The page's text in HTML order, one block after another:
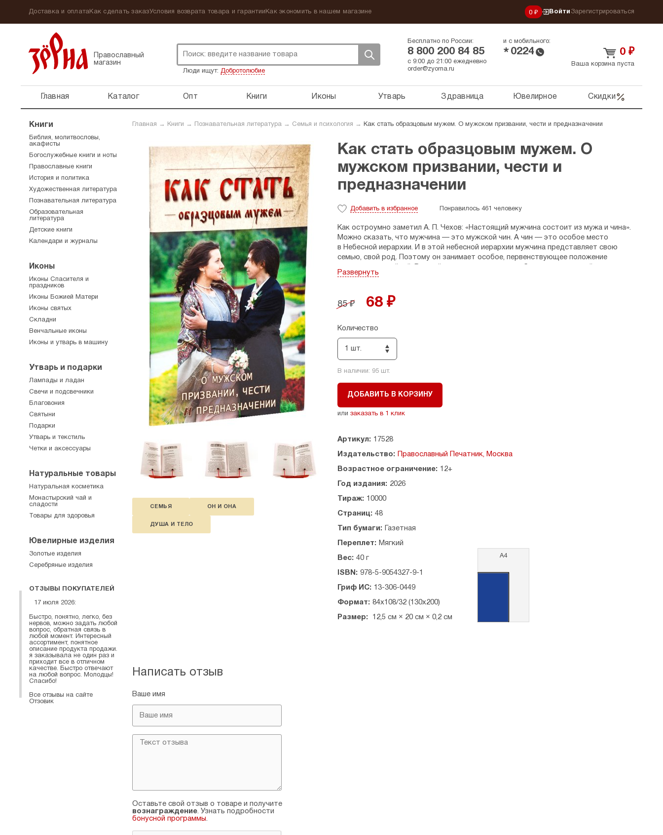
Доставка и оплатаКак сделать заказУсловия возврата товара и гарантии Как экономить в нашем магазине 0 ₽ Войти Зарегистрироваться
Православный
магазин
Люди ищут: Добротолюбие
Бесплатно по России:
8 800 200 84 85
и с мобильного:
* 0224
с 9:00 до 21:00 ежедневно
order@zyorna.ru
0 ₽
Ваша корзина пуста
Главная Каталог Опт Книги Иконы Утварь Здравница Ювелирное Скидки
Главная → Книги → Познавательная литература → Семья и психология → Как стать образцовым мужем. О мужском призвании, чести и предназначении
СЕМЬЯ ОН И ОНА
ДУША И ТЕЛО
Как стать образцовым мужем. О
мужском призвании, чести и
предназначении
Добавить в избранное Понравилось 461 человеку
Как остроумно заметил А. П. Чехов: «Настоящий мужчина состоит из мужа и чина».
Можно сказать, что мужчина — это мужской чин. А чин — это особое место
в Небесной иерархии. И в этой небесной иерархии мужчина представляет свою
семью, свой род. Поэтому он занимает особое, первенствующее положение
установил Господь. Но если для женщины жить жизнью семьи — есть призвание
самое важное в жизни — исполнение Божьей воли на земле. Об этом и многом
другом повествует данная книжка.
Рекомендовано к публикации Издательским Советом Русской Православной
Развернуть
85 ₽ 68 ₽
Количество
1 шт.
В наличии: 95шт.
ДОБАВИТЬ В КОРЗИНУ
или заказать в 1 клик
Артикул: 17528
Издательство: Православный Печатник, Москва
Возрастное ограничение: 12+
Год издания: 2026
Тираж: 10000
Страниц: 48
Тип бумаги: Газетная
Переплет: Мягкий
Вес: 40 г
ISBN: 978-5-9054327-9-1
Гриф ИС: 13-306-0449
Формат: 84х108/32 (130х200)
Размер: 12,5 см × 20 см × 0,2 см
А4
Написать отзыв
Ваше имя
Оставьте свой отзыв о товаре и получите
вознаграждение. Узнать подробности
бонусной программы.
Книги
Библия, молитвословы,
акафисты
Богослужебные книги и ноты
Православные книги
История и политика
Художественная литература
Познавательная литература
Образовательная
литература
Детские книги
Календари и журналы
Иконы
Иконы Спасителя и
праздников
Иконы Божией Матери
Иконы святых
Складни
Венчальные иконы
Иконы и утварь в машину
Утварь и подарки
Лампады и ладан
Свечи и подсвечники
Благовония
Святыни
Подарки
Утварь и текстиль
Четки и аксессуары
Натуральные товары
Натуральная косметика
Монастырский чай и
сладости
Товары для здоровья
Ювелирные изделия
Золотые изделия
Серебряные изделия
ОТЗЫВЫ ПОКУПАТЕЛЕЙ
17 июля 2026:
Быстро, понятно, легко, без
нервов, можно задать любой
вопрос, обратная связь в
любой момент. Интересный
ассортимент, понятное
описание продукта продажи.
я заказывала не один раз и
приходит все в отличном
качестве. Быстро отвечают
на любой вопрос. Молодцы!
Спасибо!
Все отзывы на сайте
Отзовик